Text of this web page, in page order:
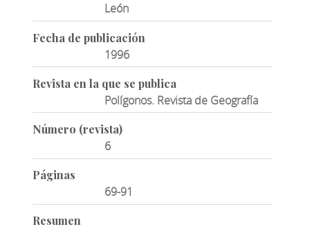
León
Fecha de publicación
1996
Revista en la que se publica
Polígonos. Revista de Geografía
Número (revista)
6
Páginas
69-91
Resumen